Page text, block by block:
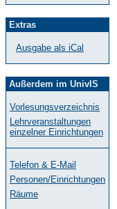
Extras
Ausgabe als iCal
Außerdem im UnivIS
Vorlesungsverzeichnis
Lehrveranstaltungen
einzelner Einrichtungen
Telefon & E-Mail
Personen/Einrichtungen
Räume